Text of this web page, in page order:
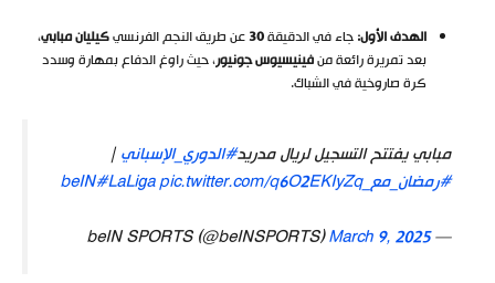
الهدف الأول:جاء في الدقيقة30عن طريق النجم الفرنسيكيليان مبابي،
بعد تمريرة رائعة منفينيسيوس جونيور، حيث راوغ الدفاع بمهارة وسدد
كرة صاروخية في الشباك.
مبابي يفتتح التسجيل لريال مدريد#الدوري_الإسباني|
#رمضان_مع_beIN
#LaLigapic.twitter.com/q6O2EKIyZq
— beIN SPORTS (@beINSPORTS)
March 9, 2025